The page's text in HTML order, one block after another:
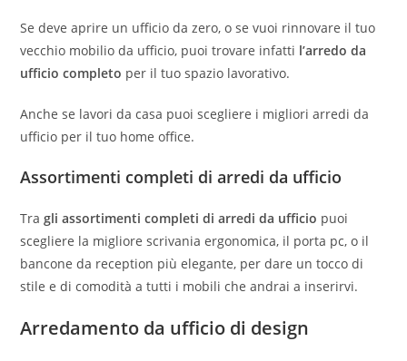
Se deve aprire un ufficio da zero, o se vuoi rinnovare il tuo
vecchio mobilio da ufficio, puoi trovare infatti l’arredo da
ufficio completo per il tuo spazio lavorativo.
Anche se lavori da casa puoi scegliere i migliori arredi da
ufficio per il tuo home office.
Assortimenti completi di arredi da ufficio
Tra gli assortimenti completi di arredi da ufficio puoi
scegliere la migliore scrivania ergonomica, il porta pc, o il
bancone da reception più elegante, per dare un tocco di
stile e di comodità a tutti i mobili che andrai a inserirvi.
Arredamento da ufficio di design